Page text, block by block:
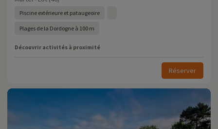
Piscine extérieure et pataugeoire
Plages de la Dordogne à 100 m
Découvrir activités à proximité
Réserver